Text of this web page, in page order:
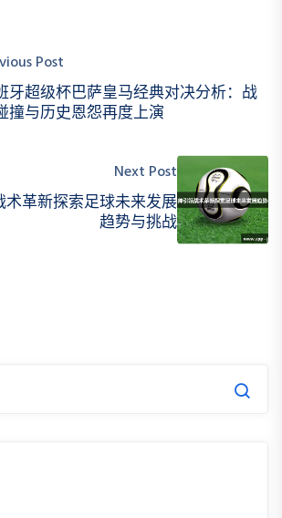
Post
牙超级杯巴萨皇马经典对决分析：战
撞与历史恩怨再度上演
Next Post
术革新探索足球未来发展
趋势与挑战